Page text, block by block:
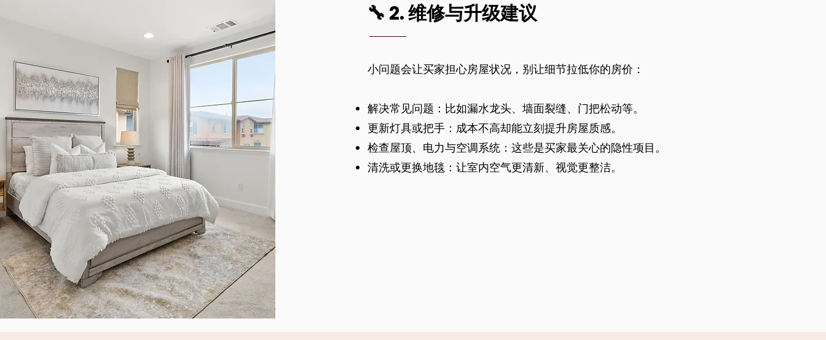
🔧 2. 维修与升级建议
小问题会让买家担心房屋状况，别让细节拉低你的房价：
解决常见问题：比如漏水龙头、墙面裂缝、门把松动等。
更新灯具或把手：成本不高却能立刻提升房屋质感。
检查屋顶、电力与空调系统：这些是买家最关心的隐性项目。
清洗或更换地毯：让室内空气更清新、视觉更整洁。